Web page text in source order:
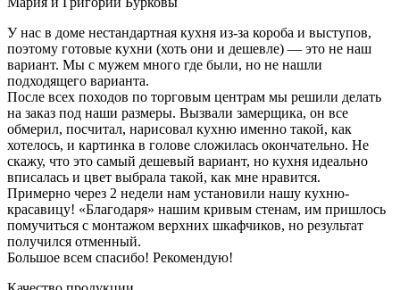
У нас в доме нестандартная кухня из-за короба и выступов,
поэтому готовые кухни (хоть они и дешевле) — это не наш
вариант. Мы с мужем много где были, но не нашли
подходящего варианта.
После всех походов по торговым центрам мы решили делать
на заказ под наши размеры. Вызвали замерщика, он все
обмерил, посчитал, нарисовал кухню именно такой, как
хотелось, и картинка в голове сложилась окончательно. Не
скажу, что это самый дешевый вариант, но кухня идеально
вписалась и цвет выбрала такой, как мне нравится.
Примерно через 2 недели нам установили нашу кухню-
красавицу! «Благодаря» нашим кривым стенам, им пришлось
помучиться с монтажом верхних шкафчиков, но результат
получился отменный.
Большое всем спасибо! Рекомендую!